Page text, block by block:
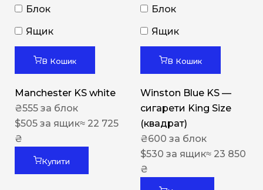
Блок
Ящик
В Кошик
Manchester KS white
₴555 за блок
$505 за ящик≈ 22 725
₴
Купити
Блок
Ящик
В Кошик
Winston Blue KS —
сигарети King Size
(квадрат)
₴600 за блок
$530 за ящик≈ 23 850
₴